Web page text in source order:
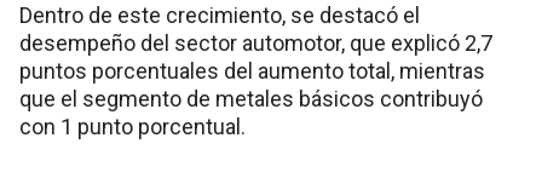
Dentro de este crecimiento, se destacó el
desempeño del sector automotor, que explicó 2,7
puntos porcentuales del aumento total, mientras
que el segmento de metales básicos contribuyó
con 1 punto porcentual.